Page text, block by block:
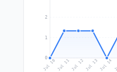
0
1
2
Jul 10 Jul 11Jul 12Jul 13 Jul 14